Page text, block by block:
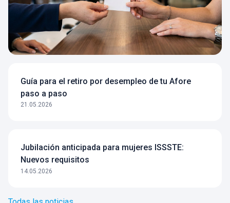
Guía para el retiro por desempleo de tu Afore
paso a paso
21.05.2026
Jubilación anticipada para mujeres ISSSTE:
Nuevos requisitos
14.05.2026